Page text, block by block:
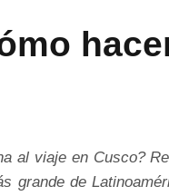
al viaje en Cusco?
grande de